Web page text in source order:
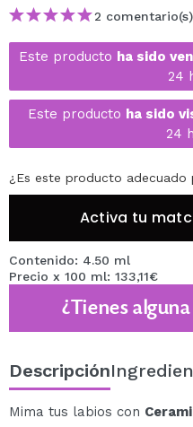
2
Este producto ha sido
24
Este producto ha sido
24
¿Es este producto adecuado
Activa tu
Contenido: 4.50 ml
Precio x 100 ml: 133,11€
¿Tienes
Descripción
Mima tus labios con